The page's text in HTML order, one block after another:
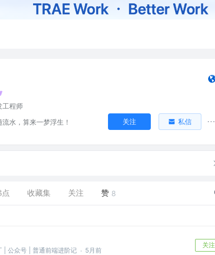
工程师
水，算来一梦浮生！
关注 私信
点 收藏集 关注 赞 8
| 公众号 | 普通前端进阶记 · 5月前
关注